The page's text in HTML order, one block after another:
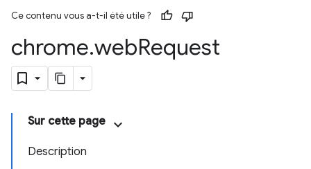
Ce contenu vous a-t-il été utile ?
chrome.webRequest
Sur cette page
Description